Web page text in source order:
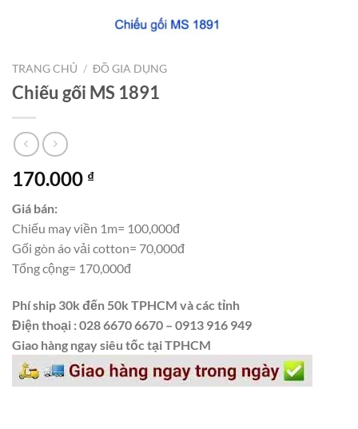
TRANG CHỦ / ĐỒ GIA DỤNG
Chiếu gối MS 1891
170.000 ₫
Giá bán:
Chiếu may viền 1m= 100,000đ
Gối gòn áo vải cotton= 70,000đ
Tổng cộng= 170,000đ
Phí ship 30k đến 50k TPHCM và các tỉnh
Điện thoại : 028 6670 6670 – 0913 916 949
Giao hàng ngay siêu tốc tại TPHCM